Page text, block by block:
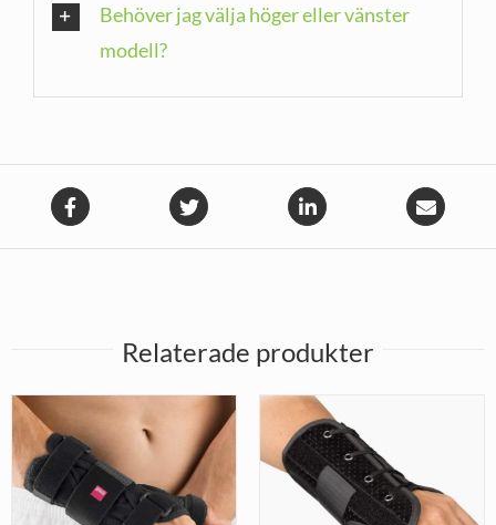
Behöver jag välja höger eller vänster
modell?
Relaterade produkter